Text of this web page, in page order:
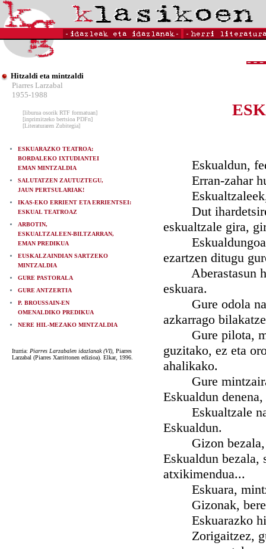
Hitzaldi eta mintzaldi
Piarres Larzabal
1955-1988
[liburua osorik RTF formatuan]
[inprimitzeko bertsioa PDFn]
[Literaturaren Zubitegia]
ESKUARAZKO TEATROA:
BORDALEKO IXTUDIANTEI
EMAN MINTZALDIA
SALUTATZEN ZAUTUZTEGU,
JAUN PERTSULARIAK!
IKAS-EKO ERRIENT ETA ERRIENTSEI:
ESKUAL TEATROAZ
ARBOTIN,
ESKUALTZALEEN-BILTZARRAN,
EMAN PREDIKUA
EUSKALZAINDIAN SARTZEKO
MINTZALDIA
GURE PASTORALA
GURE ANTZERTIA
P. BROUSSAIN-EN
OMENALDIKO PREDIKUA
NERE HIL-MEZAKO MINTZALDIA
Iturria: Piarres Larzabalen idazlanak (VI), Piarres
Larzabal (Piarres Xarrittonen edizioa). Elkar, 1996.
Eskualdun,
Erran-zahar
Eskualtzaleek,
Dut
eskualtzale gira,
Eskualdungoa!
ezartzen ditugu
Aberastasun
eskuara.
Gure odola
azkarrago
Gure pilota,
guzitako, ez eta
ahalikako.
Gure mintzaira
Eskualdun
Eskualtzale
Eskualdun.
Gizon bezala,
Eskualdun bezala,
atxikimendua...
Eskuara,
Gizonak, bere
Eskuarazko
Zorigaitzez,